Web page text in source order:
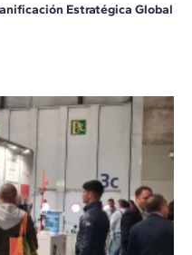
Estratégica Global